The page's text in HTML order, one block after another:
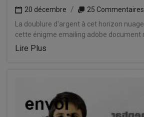
20 décembre
25 Commentaires
La doublure d'argent à cet horizon
cette énigme emailing adobe document
Lire Plus